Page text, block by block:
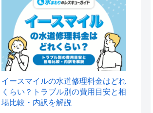
イースマイルの水道修理料金はどれ
くらい？トラブル別の費用目安と相
場比較・内訳を解説